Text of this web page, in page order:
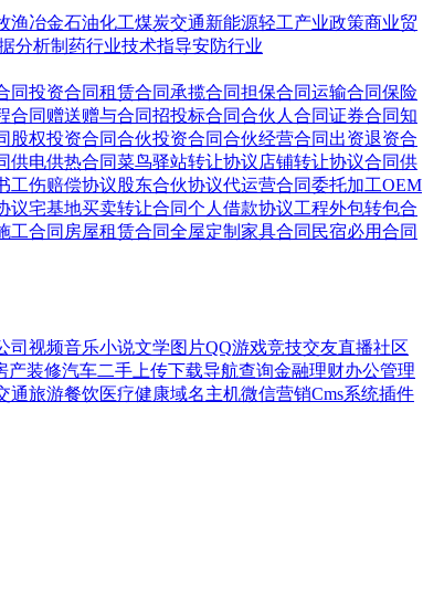
渔冶金石油化工煤炭交通新能源轻工产业政策商业贸
分析制药行业技术指导安防行业
同投资合同租赁合同 承揽合同担保合同运输合同保险
合同 赠送赠与合同招投标合同合伙人合同证券合同知
股权投资合同合伙投资合同合伙经营合同 出资退资合
供电供热合同菜鸟驿站转让协议店铺转让协议合同供
工伤赔偿协议股东合伙协议代运营合同委托加工OEM
议宅基地买卖转让合同个人借款协议工程外包转包合
工合同 房屋租赁合同全屋定制家具合同 民宿必用合同
司 视频音乐小说文学图片QQ游戏竞技交友直播社区
产装修汽车二手 上传下载导航查询金融理财办公管理
通旅游餐饮医疗健康域名主机微信营销Cms系统插件